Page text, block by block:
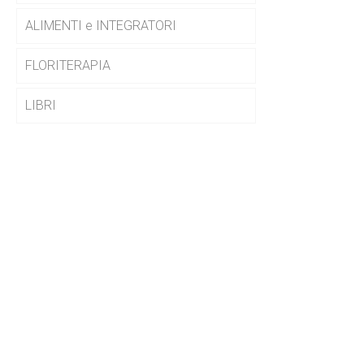
ALIMENTI e INTEGRATORI
FLORITERAPIA
LIBRI